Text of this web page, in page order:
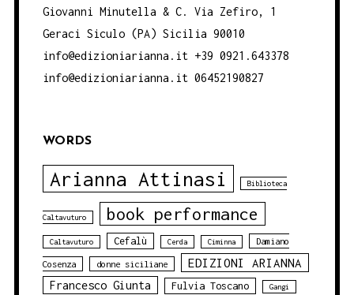
Giovanni Minutella & C. Via Zefiro, 1
Geraci Siculo (PA) Sicilia 90010
info@edizioniarianna.it +39 0921.643378
info@edizioniarianna.it 06452190827
WORDS
Arianna Attinasi Biblioteca
Caltavuturo book performance
Caltavuturo Cefalù Cerda Ciminna Damiano
Cosenza donne siciliane EDIZIONI ARIANNA
Francesco Giunta Fulvia Toscano Gangi